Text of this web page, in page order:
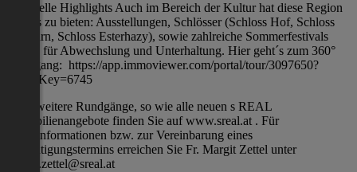
Kulturelle Highlights Auch im Bereich der Kultur hat diese Region
einiges zu bieten: Ausstellungen, Schlösser (Schloss Hof, Schloss
Halbturn, Schloss Esterhazy), sowie zahlreiche Sommerfestivals
sorgen für Abwechslung und Unterhaltung. Hier geht´s zum 360°
Rundgang: https://app.immoviewer.com/portal/tour/3097650?
accessKey=6745
Viele weitere Rundgänge, so wie alle neuen s REAL
Immobilienangebote finden Sie auf www.sreal.at . Für
Detailinformationen bzw. zur Vereinbarung eines
Besichtigungstermins erreichen Sie Fr. Margit Zettel unter
margit.zettel@sreal.at